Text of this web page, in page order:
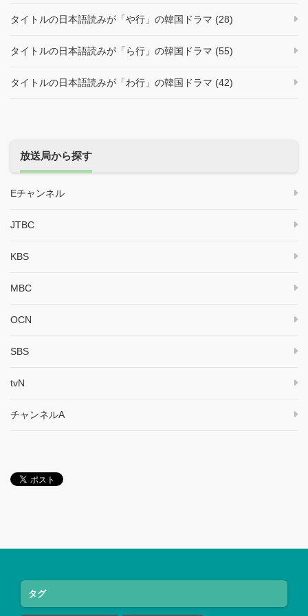
タイトルの日本語読みが「や行」の韓国ドラマ (28)
タイトルの日本語読みが「ら行」の韓国ドラマ (55)
タイトルの日本語読みが「わ行」の韓国ドラマ (42)
放送局から探す
Eチャンネル
JTBC
KBS
MBC
OCN
SBS
tvN
チャンネルA
タグ